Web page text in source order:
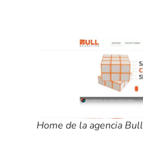
Home de la agencia